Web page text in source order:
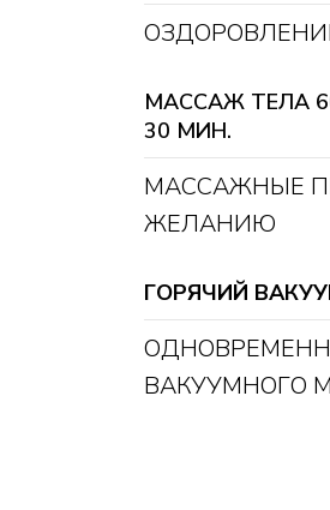
МАССАЖ ТЕЛА
30 МИН.
МАССАЖНЫЕ
ЖЕЛАНИЮ
ГОРЯЧИЙ
ВАКУУМНОГО